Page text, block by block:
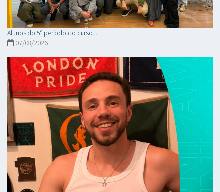
Alunos do 5° período do curso...
07/08/2026